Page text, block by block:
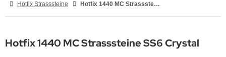
Hotfix Strasssteine
Hotfix 1440 MC Strasssteine SS6 Crystal
Hotfix 1440 MC Strasssteine SS6 Crystal